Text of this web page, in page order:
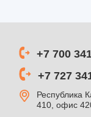
+7 700
+7 727
Республика
410, офис